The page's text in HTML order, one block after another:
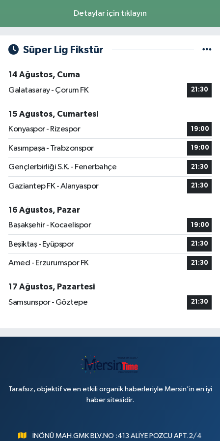
Detaylar için tıklayın
Süper Lig Fikstür
14 Ağustos, Cuma
Galatasaray - Çorum FK
21:30
15 Ağustos, Cumartesi
Konyaspor - Rizespor
19:00
Kasımpaşa - Trabzonspor 19:00
Gençlerbirliği S.K. - Fenerbahçe 21:30
Gaziantep FK - Alanyaspor 21:30
16 Ağustos, Pazar
Başakşehir - Kocaelispor
19:00
Beşiktaş - Eyüpspor 21:30
Amed - Erzurumspor FK 21:30
17 Ağustos, Pazartesi
Samsunspor - Göztepe
21:30
Tarafsız, objektif ve en etkili organik haberleriyle Mersin'in en iyi
haber sitesidir.
İNÖNÜ MAH.GMK BLV.NO :413 ALİYE POZCU APT.2/4